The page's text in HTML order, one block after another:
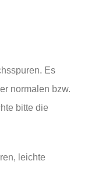
Es
normalen bzw.
bitte die
leichte